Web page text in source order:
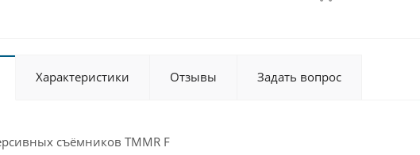
Характеристики Отзывы Задать вопрос
съёмников TMMR F